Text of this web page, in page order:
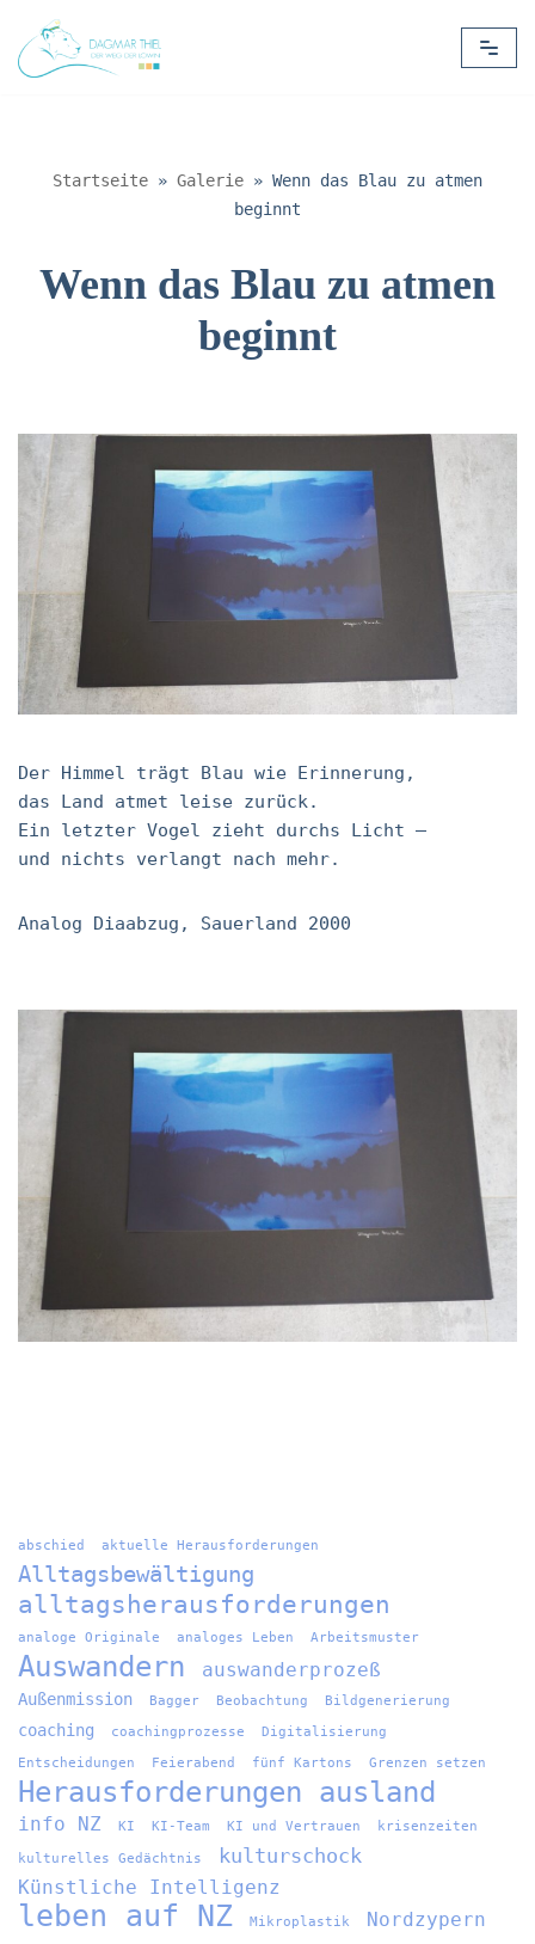
Zum
Startseite » Galerie » Wenn das Blau zu atmen
beginnt
Wenn das Blau zu atmen
beginnt
Der Himmel trägt Blau wie Erinnerung,
das Land atmet leise zurück.
Ein letzter Vogel zieht durchs Licht –
und nichts verlangt nach mehr.
Analog Diaabzug, Sauerland 2000
abschied aktuelle Herausforderungen
Alltagsbewältigung
alltagsherausforderungen
analoge Originale analoges Leben Arbeitsmuster
Auswandern auswanderprozeß
Außenmission Bagger Beobachtung Bildgenerierung
coaching coachingprozesse
Digitalisierung
Entscheidungen
Feierabend fünf Kartons Grenzen setzen
Herausforderungen ausland
info NZ KI KI-Team KI und Vertrauen krisenzeiten
kulturelles Gedächtnis kulturschock
Künstliche Intelligenz
leben auf NZ Mikroplastik Nordzypern